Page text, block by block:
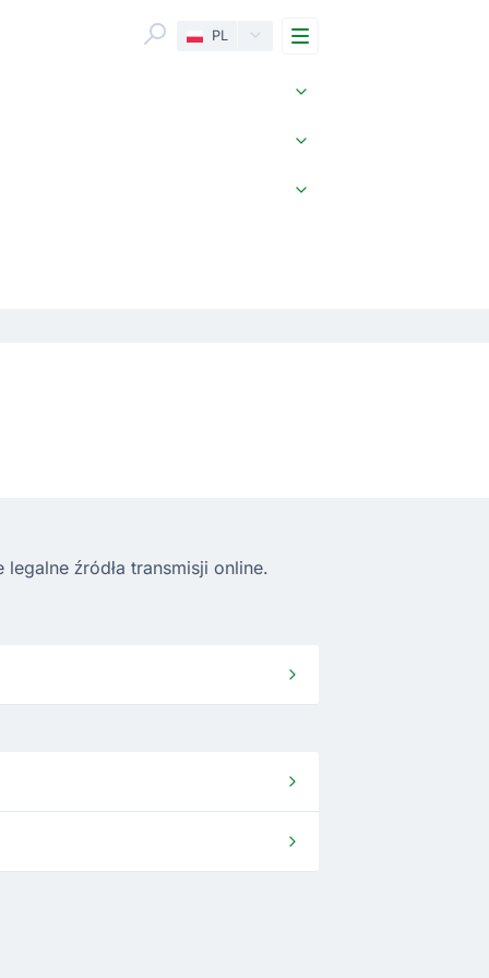
PL Menu
źródła transmisji online.